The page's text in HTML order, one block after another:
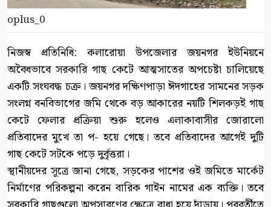
oplus_0
নিজস্ব প্রতিনিধি: কলারোয়া উপজেলার জয়নগর ইউনিয়নে
অবৈধভাবে সরকারি গাছ কেটে আত্মসাতের অপচেষ্টা চালিয়েছে
একটি সংঘবদ্ধ চক্র। জয়নগর দক্ষিণপাড়া ঈদগাহের সামনের সড়ক
সংলগ্ন বনবিভাগের জমি থেকে বড় আকারের নয়টি শিলকড়ই গাছ
কেটে ফেলার প্রক্রিয়া শুরু হলেও এলাকাবাসীর জোরালো
প্রতিবাদের মুখে তা প- হয়ে গেছে। তবে প্রতিবাদের আগেই দুটি
গাছ কেটে সটকে পড়ে দুর্বৃত্তরা।
স্থানীয়দের সূত্রে জানা গেছে, সড়কের পাশের ওই জমিতে মার্কেট
নির্মাণের পরিকল্পনা করেন বারিক গাইন নামের এক ব্যক্তি। তবে